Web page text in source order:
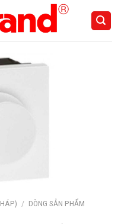
/ DÒNG SẢN PHẨM